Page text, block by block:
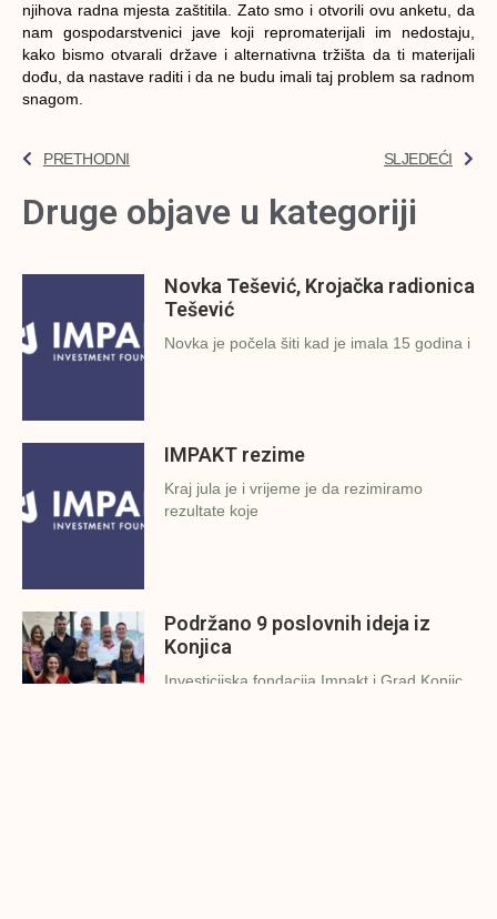
njihova radna mjesta zaštitila. Zato smo i otvorili ovu anketu, da
nam gospodarstvenici jave koji repromaterijali im nedostaju,
kako bismo otvarali države i alternativna tržišta da ti materijali
dođu, da nastave raditi i da ne budu imali taj problem sa radnom
snagom.
PRETHODNI SLJEDEĆI
Druge objave u kategoriji
Novka Tešević, Krojačka radionica
Tešević
Novka je počela šiti kad je imala 15 godina i
IMPAKT rezime
Kraj jula je i vrijeme je da rezimiramo
rezultate koje
Podržano 9 poslovnih ideja iz
Konjica
Investicijska fondacija Impakt i Grad Konjic